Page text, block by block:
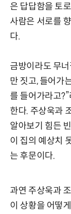
은 답답함을 토
사람은 서로를
다.
금방이라도 무
만 짓고, 들어가
를 들어가라고
한다. 주상욱과
알아보기 힘든
이 집의 예상치
는 후문이다.
과연 주상욱과
이 상황을 어떻